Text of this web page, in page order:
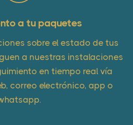
a tu paquetes
sobre el estado de tus
a nuestras instalaciones
en tiempo real vía
correo electrónico, app o